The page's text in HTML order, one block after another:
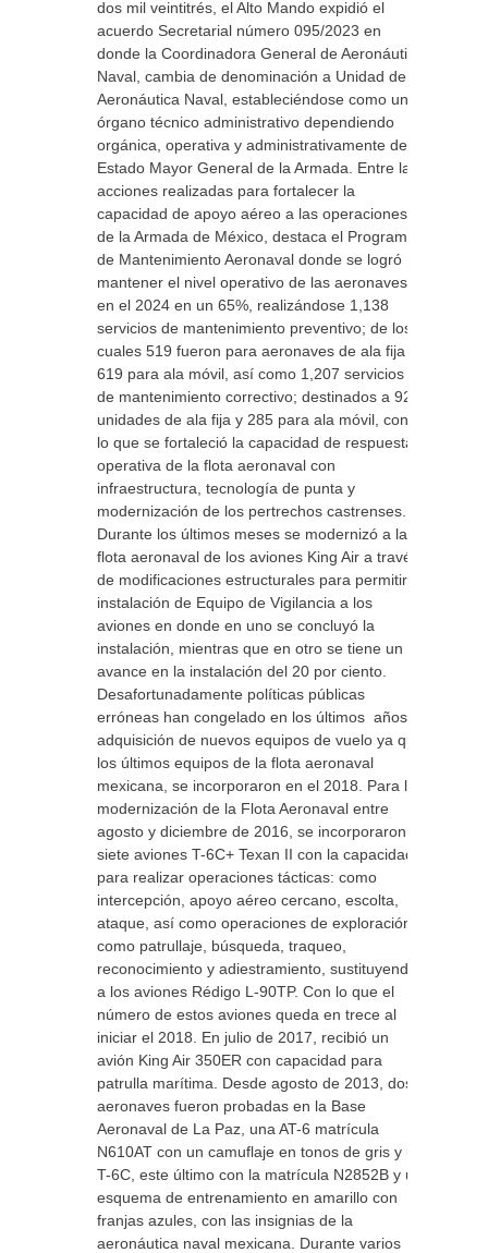
dos mil veintitrés, el Alto Mando expidió el
acuerdo Secretarial número 095/2023 en
donde la Coordinadora General de Aeronáutica
Naval, cambia de denominación a Unidad de
Aeronáutica Naval, estableciéndose como un
órgano técnico administrativo dependiendo
orgánica, operativa y administrativamente del
Estado Mayor General de la Armada. Entre las
acciones realizadas para fortalecer la
capacidad de apoyo aéreo a las operaciones
de la Armada de México, destaca el Programa
de Mantenimiento Aeronaval donde se logró
mantener el nivel operativo de las aeronaves
en el 2024 en un 65%, realizándose 1,138
servicios de mantenimiento preventivo; de los
cuales 519 fueron para aeronaves de ala fija y
619 para ala móvil, así como 1,207 servicios
de mantenimiento correctivo; destinados a 922
unidades de ala fija y 285 para ala móvil, con
lo que se fortaleció la capacidad de respuesta
operativa de la flota aeronaval con
infraestructura, tecnología de punta y
modernización de los pertrechos castrenses.
Durante los últimos meses se modernizó a la
flota aeronaval de los aviones King Air a través
de modificaciones estructurales para permitir la
instalación de Equipo de Vigilancia a los
aviones en donde en uno se concluyó la
instalación, mientras que en otro se tiene un
avance en la instalación del 20 por ciento.
Desafortunadamente políticas públicas
erróneas han congelado en los últimos años la
adquisición de nuevos equipos de vuelo ya que
los últimos equipos de la flota aeronaval
mexicana, se incorporaron en el 2018. Para la
modernización de la Flota Aeronaval entre
agosto y diciembre de 2016, se incorporaron
siete aviones T-6C+ Texan II con la capacidad
para realizar operaciones tácticas: como
intercepción, apoyo aéreo cercano, escolta,
ataque, así como operaciones de exploración
como patrullaje, búsqueda, traqueo,
reconocimiento y adiestramiento, sustituyendo
a los aviones Rédigo L-90TP. Con lo que el
número de estos aviones queda en trece al
iniciar el 2018. En julio de 2017, recibió un
avión King Air 350ER con capacidad para
patrulla marítima. Desde agosto de 2013, dos
aeronaves fueron probadas en la Base
Aeronaval de La Paz, una AT-6 matrícula
N610AT con un camuflaje en tonos de gris y un
T-6C, este último con la matrícula N2852B y un
esquema de entrenamiento en amarillo con
franjas azules, con las insignias de la
aeronáutica naval mexicana. Durante varios